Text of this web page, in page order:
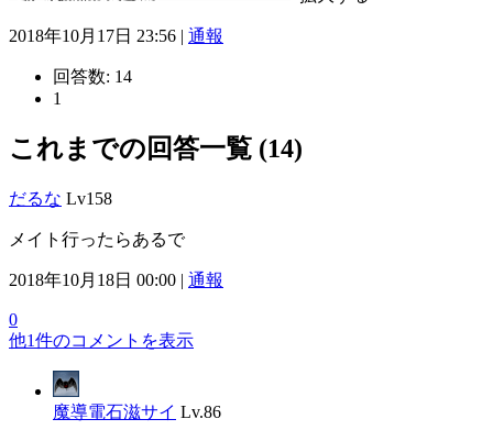
2018年10月17日 23:56 | 通報
回答数: 14
1
これまでの回答一覧 (14)
だるな Lv158
メイト行ったらあるで
2018年10月18日 00:00 | 通報
0
他1件のコメントを表示
魔導電石滋サイ Lv.86